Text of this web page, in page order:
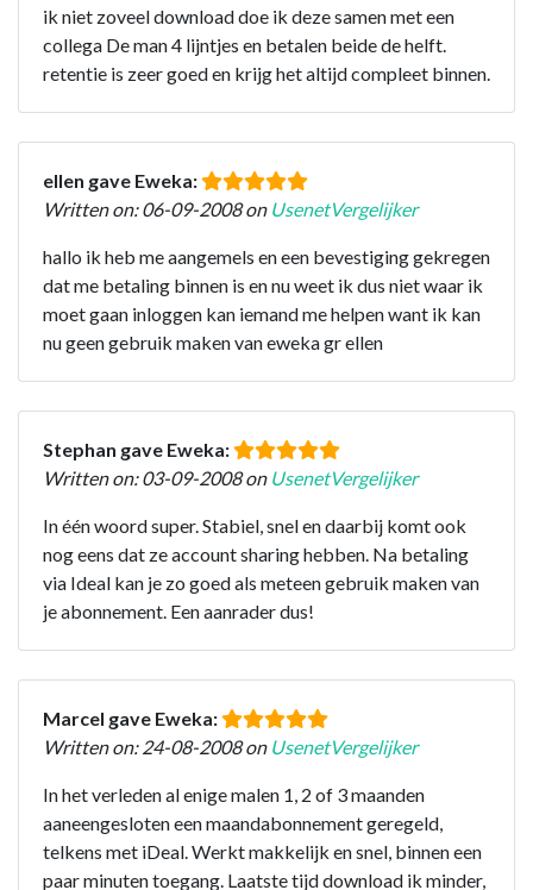
ik niet zoveel download doe ik deze samen met een
collega De man 4 lijntjes en betalen beide de helft.
retentie is zeer goed en krijg het altijd compleet binnen.
ellen gave Eweka:
Written on: 06-09-2008 on UsenetVergelijker
hallo ik heb me aangemels en een bevestiging gekregen
dat me betaling binnen is en nu weet ik dus niet waar ik
moet gaan inloggen kan iemand me helpen want ik kan
nu geen gebruik maken van eweka gr ellen
Stephan gave Eweka:
Written on: 03-09-2008 on UsenetVergelijker
In één woord super. Stabiel, snel en daarbij komt ook
nog eens dat ze account sharing hebben. Na betaling
via Ideal kan je zo goed als meteen gebruik maken van
je abonnement. Een aanrader dus!
Marcel gave Eweka:
Written on: 24-08-2008 on UsenetVergelijker
In het verleden al enige malen 1, 2 of 3 maanden
aaneengesloten een maandabonnement geregeld,
telkens met iDeal. Werkt makkelijk en snel, binnen een
paar minuten toegang. Laatste tijd download ik minder,